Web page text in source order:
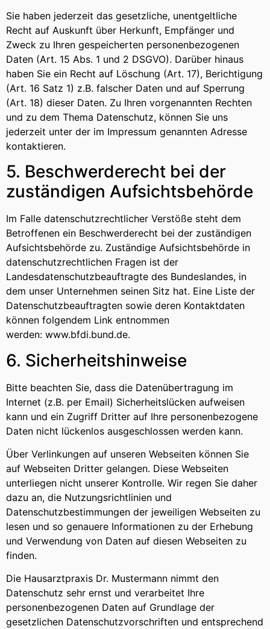
Sie haben jederzeit das gesetzliche, unentgeltliche
Recht auf Auskunft über Herkunft, Empfänger und
Zweck zu Ihren gespeicherten personenbezogenen
Daten (Art. 15 Abs. 1 und 2 DSGVO). Darüber hinaus
haben Sie ein Recht auf Löschung (Art. 17), Berichtigung
(Art. 16 Satz 1) z.B. falscher Daten und auf Sperrung
(Art. 18) dieser Daten. Zu Ihren vorgenannten Rechten
und zu dem Thema Datenschutz, können Sie uns
jederzeit unter der im Impressum genannten Adresse
kontaktieren.
5. Beschwerderecht bei der
zuständigen Aufsichtsbehörde
Im Falle datenschutzrechtlicher Verstöße steht dem
Betroffenen ein Beschwerderecht bei der zuständigen
Aufsichtsbehörde zu. Zuständige Aufsichtsbehörde in
datenschutzrechtlichen Fragen ist der
Landesdatenschutzbeauftragte des Bundeslandes, in
dem unser Unternehmen seinen Sitz hat. Eine Liste der
Datenschutzbeauftragten sowie deren Kontaktdaten
können folgendem Link entnommen
werden: www.bfdi.bund.de.
6. Sicherheitshinweise
Bitte beachten Sie, dass die Datenübertragung im
Internet (z.B. per Email) Sicherheitslücken aufweisen
kann und ein Zugriff Dritter auf Ihre personenbezogene
Daten nicht lückenlos ausgeschlossen werden kann.
Über Verlinkungen auf unseren Webseiten können Sie
auf Webseiten Dritter gelangen. Diese Webseiten
unterliegen nicht unserer Kontrolle. Wir regen Sie daher
dazu an, die Nutzungsrichtlinien und
Datenschutzbestimmungen der jeweiligen Webseiten zu
lesen und so genauere Informationen zu der Erhebung
und Verwendung von Daten auf diesen Webseiten zu
finden.
Die Hausarztpraxis Dr. Mustermann nimmt den
Datenschutz sehr ernst und verarbeitet Ihre
personenbezogenen Daten auf Grundlage der
gesetzlichen Datenschutzvorschriften und entsprechend